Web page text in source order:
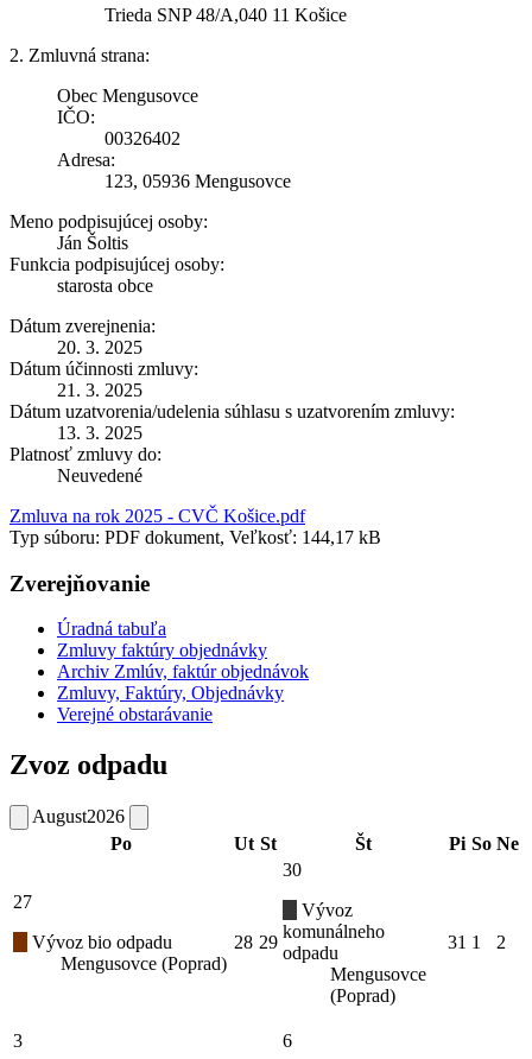
Trieda SNP 48/A,040 11 Košice
2. Zmluvná strana:
Obec Mengusovce
IČO:
00326402
Adresa:
123, 05936 Mengusovce
Meno podpisujúcej osoby:
Ján Šoltis
Funkcia podpisujúcej osoby:
starosta obce
Dátum zverejnenia:
20. 3. 2025
Dátum účinnosti zmluvy:
21. 3. 2025
Dátum uzatvorenia/udelenia súhlasu s uzatvorením zmluvy:
13. 3. 2025
Platnosť zmluvy do:
Neuvedené
Zmluva na rok 2025 - CVČ Košice.pdf
Typ súboru: PDF dokument, Veľkosť: 144,17 kB
Zverejňovanie
Úradná tabuľa
Zmluvy faktúry objednávky
Archiv Zmlúv, faktúr objednávok
Zmluvy, Faktúry, Objednávky
Verejné obstarávanie
Zvoz odpadu
August2026
Po
Ut St Št Pi So Ne
27
Vývoz bio odpadu
Mengusovce (Poprad)
28 29
30
Vývoz
komunálneho
odpadu
Mengusovce
(Poprad)
31 1 2
3
6